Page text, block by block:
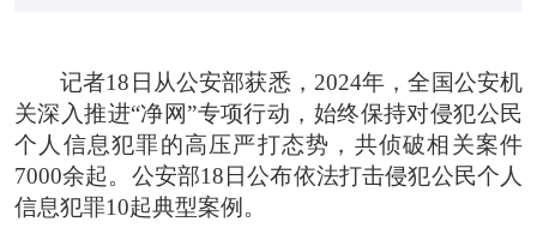
记者18日从公安部获悉，2024年，全国公安机
关深入推进“净网”专项行动，始终保持对侵犯公民
个人信息犯罪的高压严打态势，共侦破相关案件
7000余起。公安部18日公布依法打击侵犯公民个人
信息犯罪10起典型案例。